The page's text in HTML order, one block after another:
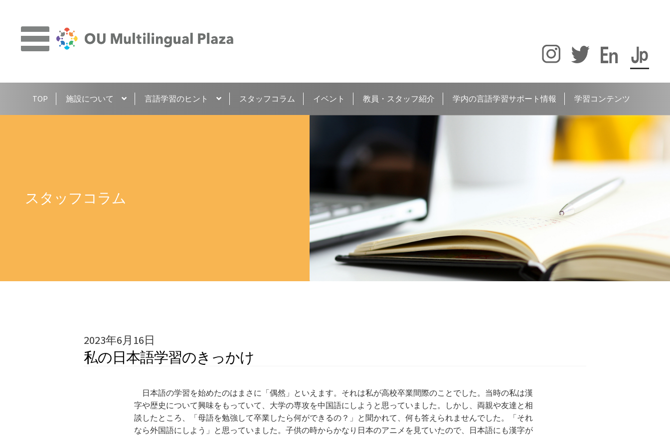
ナ
ビ
ゲ
へ
コ
ン
テ
キ
TOP 施設について 言語学習のヒント スタッフコラム イベント 教員・スタッフ紹介 学内の言語学習サポート情報 学習コンテンツ
スタッフコラム
2023年6月16日
私の日本語学習のきっかけ
日本語の学習を始めたのはまさに「偶然」といえます。それは私が高校卒業間際のことでした。当時の私は漢
字や歴史について興味をもっていて、大学の専攻を中国語にしようと思っていました。しかし、両親や友達と相
談したところ、「母語を勉強して卒業したら何ができるの？」と聞かれて、何も答えられませんでした。「それ
なら外国語にしよう」と思っていました。子供の時からかなり日本のアニメを見ていたので、日本語にも漢字が